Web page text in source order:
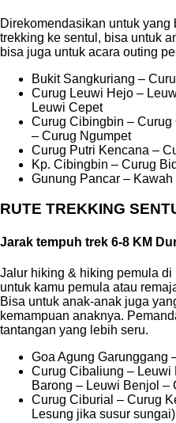
Direkomendasikan untuk yang
trekking ke sentul, bisa untuk
bisa juga untuk acara outing
Bukit Sangkuriang –
Curug Leuwi Hejo –
Leuwi Cepet
Curug Cibingbin –
– Curug Ngumpet
Curug Putri Kencana –
Kp. Cibingbin – Curug
Gunung Pancar – Kawah
RUTE TREKKING
Jarak tempuh trek 6-8 KM
Jalur hiking & hiking pemula
untuk kamu pemula atau
Bisa untuk anak-anak juga
kemampuan anaknya.
tantangan yang lebih seru.
Goa Agung Garunggang
Curug Cibaliung – Leuwi
Barong – Leuwi Benjol –
Curug Ciburial – Curug
Lesung jika susur sungai)